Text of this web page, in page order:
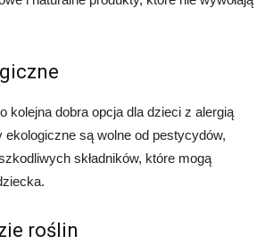
kolejna dobra opcja dla dzieci z alergią
ekologiczne są wolne od pestycydów,
składników, które mogą
roślin